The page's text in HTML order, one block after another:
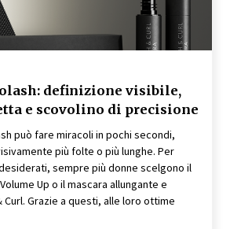
definizione visibile,
e scovolino di precisione
può fare miracoli in pochi secondi,
più folte o più lunghe. Per
sempre più donne scelgono il
Up o il mascara allungante e
Curl. Grazie a questi, alle loro ottime